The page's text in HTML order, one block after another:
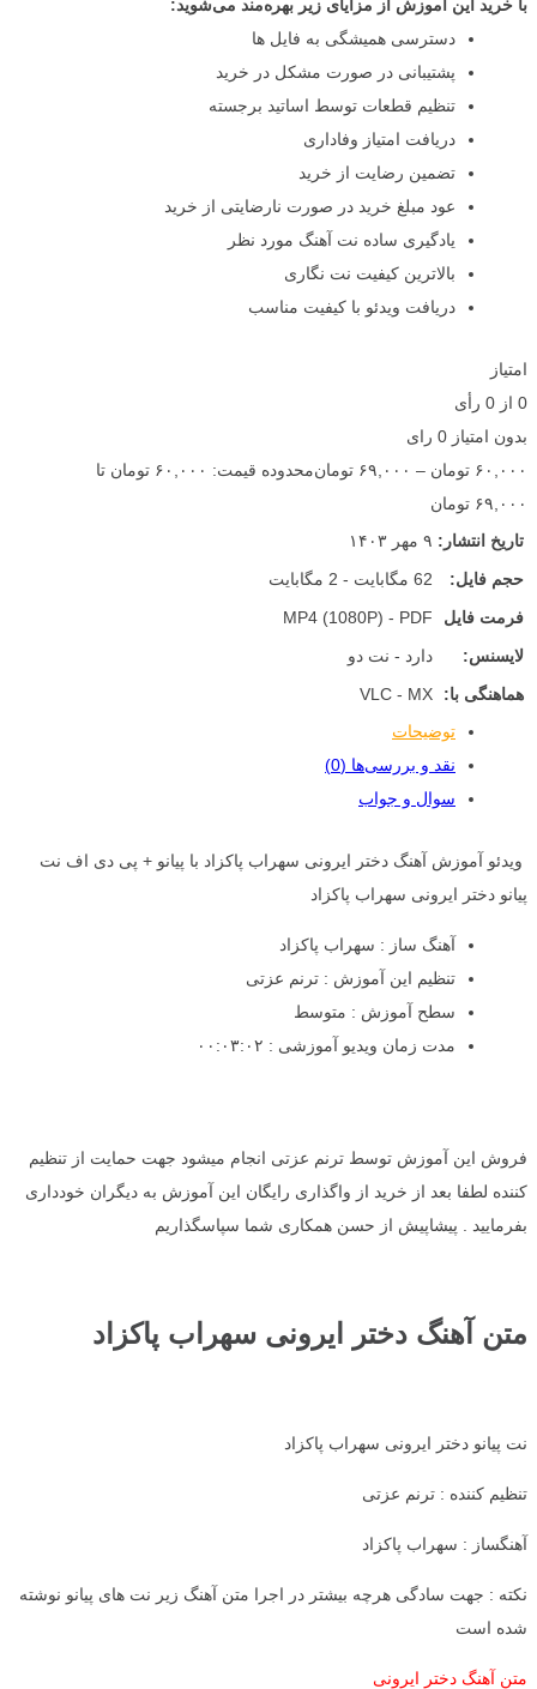
با خرید این آموزش از مزایای زیر بهره‌مند می‌شوید:
دسترسی همیشگی به فایل ها
پشتیبانی در صورت مشکل در خرید
تنظیم قطعات توسط اساتید برجسته
دریافت امتیاز وفاداری
تضمین رضایت از خرید
عود مبلغ خرید در صورت نارضایتی از خرید
یادگیری ساده نت آهنگ مورد نظر
بالاترین کیفیت نت نگاری
دریافت ویدئو با کیفیت مناسب
امتیاز
0 از 0 رأی
بدون امتیاز 0 رای
۶۰,۰۰۰ تومان – ۶۹,۰۰۰ تومان
محدوده قیمت: ۶۰,۰۰۰ تومان تا
۶۹,۰۰۰ تومان
تاریخ انتشار: ۹ مهر ۱۴۰۳
حجم فایل:
62 مگابایت - 2 مگابایت
فرمت فایل
MP4 (1080P) - PDF
لایسنس:
دارد - نت دو
هماهنگی با:
VLC - MX
توضیحات
نقد و بررسی‌ها (0)
سوال و جواب
ویدئو آموزش آهنگ دختر ایرونی سهراب پاکزاد با پیانو + پی دی اف نت
پیانو دختر ایرونی سهراب پاکزاد
آهنگ ساز : سهراب پاکزاد
تنظیم این آموزش : ترنم عزتی
سطح آموزش : متوسط
مدت زمان ویدیو آموزشی : ۰۰:۰۳:۰۲
فروش این آموزش توسط ترنم عزتی انجام میشود جهت حمایت از تنظیم
کننده لطفا بعد از خرید از واگذاری رایگان این آموزش به دیگران خودداری
بفرمایید . پیشاپیش از حسن همکاری شما سپاسگذاریم
متن آهنگ دختر ایرونی سهراب پاکزاد
نت پیانو دختر ایرونی سهراب پاکزاد
تنظیم کننده : ترنم عزتی
آهنگساز : سهراب پاکزاد
نکته : جهت سادگی هرچه بیشتر در اجرا متن آهنگ زیر نت های پیانو نوشته
شده است
متن آهنگ دختر ایرونی